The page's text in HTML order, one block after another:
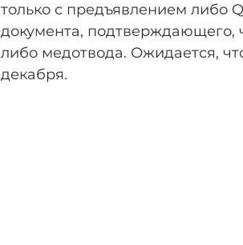
только с предъявлением либо
документа, подтверждающего,
либо медотвода. Ожидается,
декабря.